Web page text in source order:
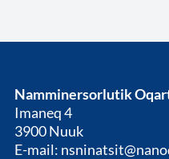
Namminersorlutik
Imaneq 4
3900 Nuuk
E-mail: